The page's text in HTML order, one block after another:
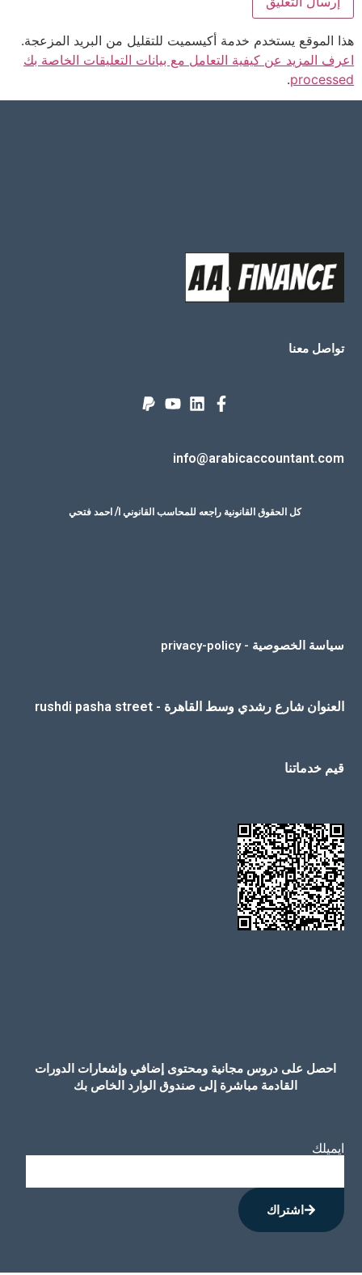
هذا الموقع يستخدم خدمة أكيسميت للتقليل من البريد المزعجة.
اعرف المزيد عن كيفية التعامل مع بيانات التعليقات الخاصة بك
processed
.
تواصل معنا
info@arabicaccountant.com
كل الحقوق القانونية راجعه للمحاسب القانوني ا/ احمد فتحي
سياسة الخصوصية - privacy-policy
العنوان شارع رشدي وسط القاهرة - rushdi pasha street
قيم خدماتنا
احصل على دروس مجانية ومحتوى إضافي وإشعارات الدورات
القادمة مباشرة إلى صندوق الوارد الخاص بك
ايميلك
اشتراك